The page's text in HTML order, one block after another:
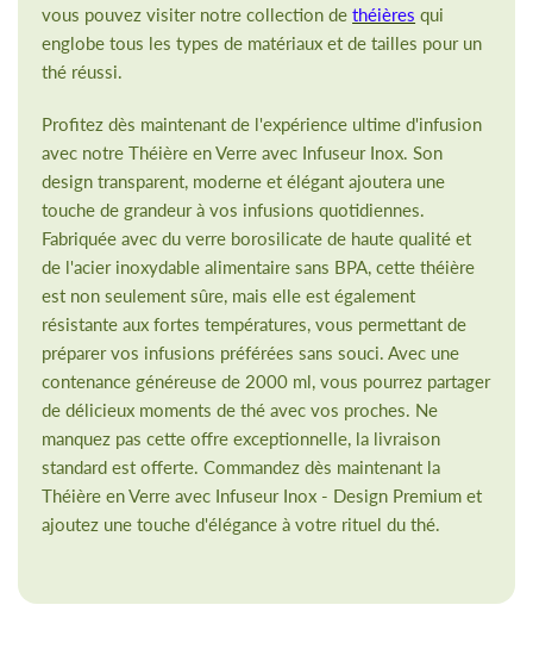
vous pouvez visiter notre collection dethéières qui
englobe tous les types de matériaux et de tailles pour un
thé réussi.
Profitez dès maintenant de l'expérience ultime d'infusion
avec notre Théière en Verre avec Infuseur Inox. Son
design transparent, moderne et élégant ajoutera une
touche de grandeur à vos infusions quotidiennes.
Fabriquée avec du verre borosilicate de haute qualité et
de l'acier inoxydable alimentaire sans BPA, cette théière
est non seulement sûre, mais elle est également
résistante aux fortes températures, vous permettant de
préparer vos infusions préférées sans souci. Avec une
contenance généreuse de 2000 ml, vous pourrez partager
de délicieux moments de thé avec vos proches. Ne
manquez pas cette offre exceptionnelle, la livraison
standard est offerte. Commandez dès maintenant la
Théière en Verre avec Infuseur Inox - Design Premium et
ajoutez une touche d'élégance à votre rituel du thé.